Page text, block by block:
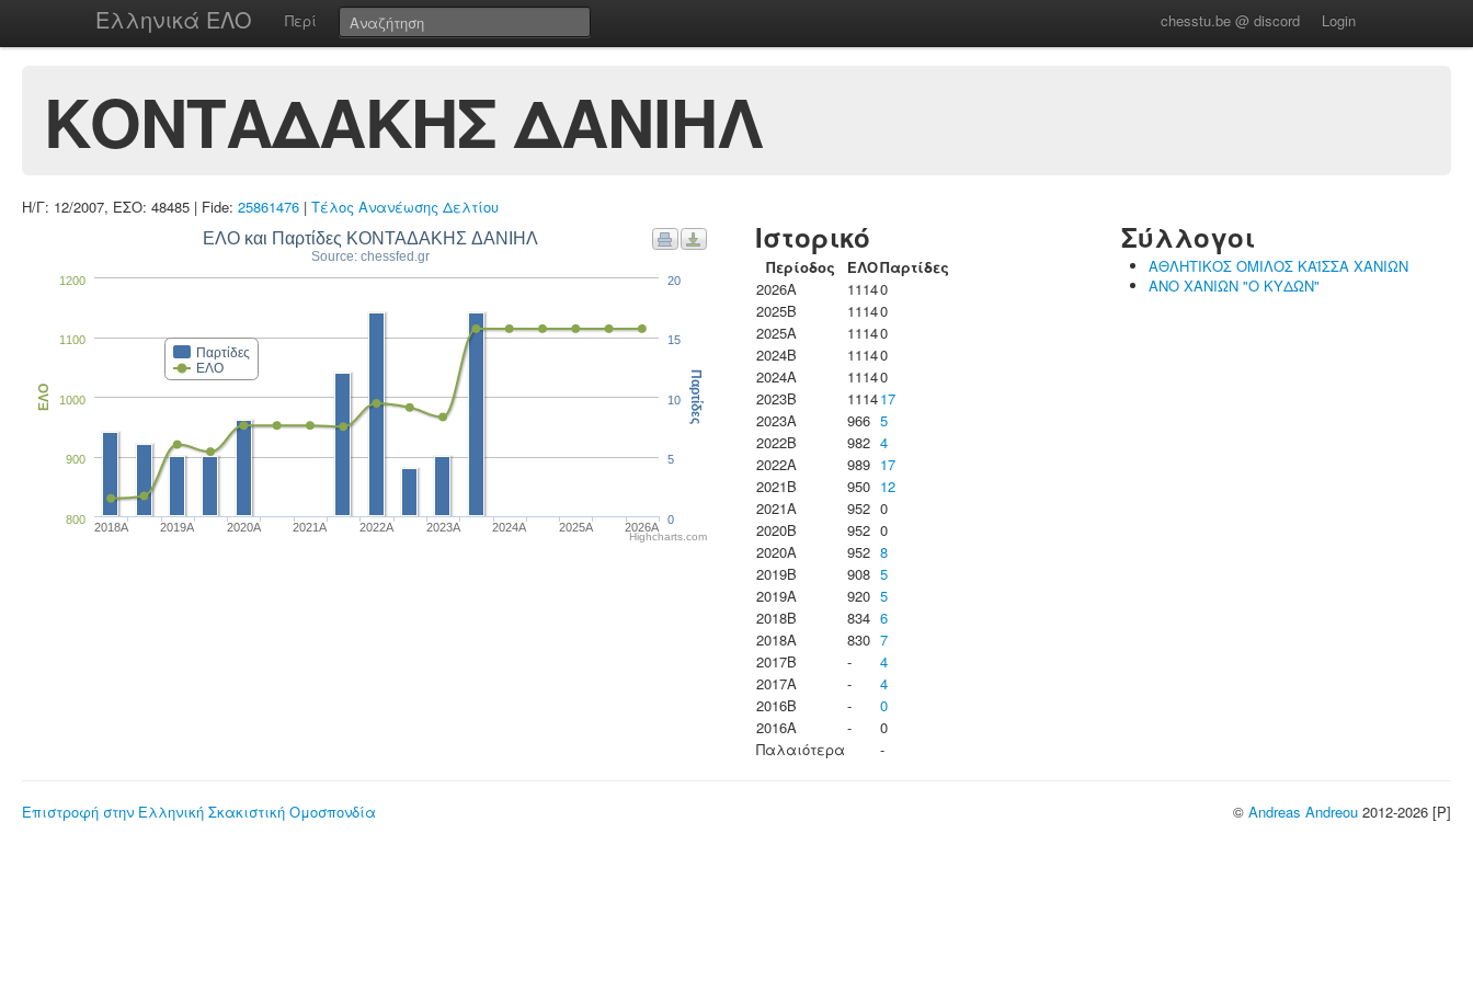
Ελληνικά ΕΛΟ Περί chesstu.be @ discord Login
ΚΟΝΤΑΔΑΚΗΣ ΔΑΝΙΗΛ
Η/Γ: 12/2007, ΕΣΟ: 48485 | Fide: 25861476 | Τέλος Ανανέωσης Δελτίου
ΕΛΟ και Παρτίδες ΚΟΝΤΑΔΑΚΗΣ ΔΑΝΙΗΛ
Source: chessfed.gr
Παρτίδες
ΕΛΟ
2018A 2019A 2020A 2021A 2022A 2023Α 2024A 2025A 2026A
800
900
1000
1100
1200
ΕΛΟ
0
5
10
15
20
Παρτίδες
Highcharts.com
Ιστορικό
Περίοδος ΕΛΟΠαρτίδες
2026A
11140
2025B
11140
2025A
11140
2024B
11140
2024A
11140
2023B
111417
2023Α
966 5
2022B
982 4
2022A
989 17
2021B
950 12
2021A
952 0
2020B
952 0
2020A
952 8
2019B
908 5
2019A
920 5
2018B
834 6
2018A
830 7
2017B
-
4
2017A
-
4
2016B
-
0
2016A
-
0
Παλαιότερα
-
Σύλλογοι
ΑΘΛΗΤΙΚΟΣ ΟΜΙΛΟΣ ΚΑΪΣΣΑ ΧΑΝΙΩΝ
ΑΝΟ ΧΑΝΙΩΝ "Ο ΚΥΔΩΝ"
Επιστροφή στην Ελληνική Σκακιστική Ομοσπονδία © Andreas Andreou 2012-2026 [P]